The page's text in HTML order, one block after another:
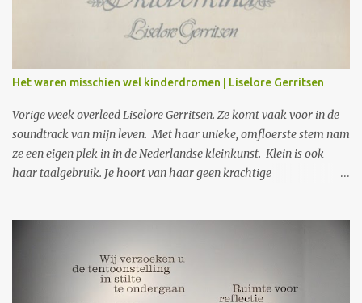
Het waren misschien wel kinderdromen | Liselore Gerritsen
Vorige week overleed Liselore Gerritsen. Ze komt vaak voor in de
soundtrack van mijn leven. Met haar unieke, omfloerste stem nam
ze een eigen plek in in de Nederlandse kleinkunst. Klein is ook
haar taalgebruik. Je hoort van haar geen krachtige
veel. In vaak heimweevolle teksten zingt ze vooral over haar
jeugd, geloof en de dood. Alsof ze steeds op zoek is omdat ze v